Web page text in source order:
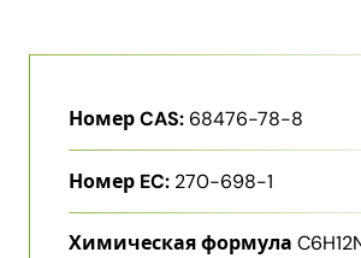
Номер CAS:68476-78-8
Номер EC: 270-698-1
Химическая формула